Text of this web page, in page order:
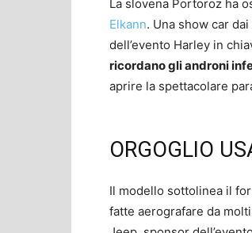
La slovena Portoroz ha
Elkann. Una show car
dell’evento Harley in
ricordano gli androni
aprire la spettacolare
ORGOGLIO
Il modello sottolinea il
fatte aerografare da